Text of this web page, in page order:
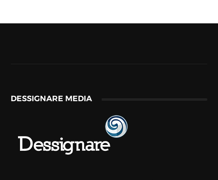
DESSIGNARE MEDIA